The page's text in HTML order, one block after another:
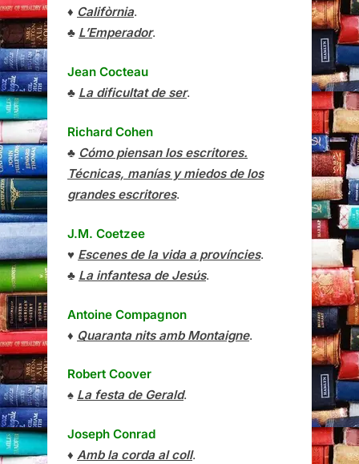
♦ Califòrnia.
♣ L’Emperador.
Jean Cocteau
♣ La dificultat de ser.
Richard Cohen
♣ Cómo piensan los escritores.
Técnicas, manías y miedos de los
grandes escritores.
J.M. Coetzee
♥ Escenes de la vida a províncies.
♣ La infantesa de Jesús.
Antoine Compagnon
♦ Quaranta nits amb Montaigne.
Robert Coover
♠ La festa de Gerald.
Joseph Conrad
♦ Amb la corda al coll.